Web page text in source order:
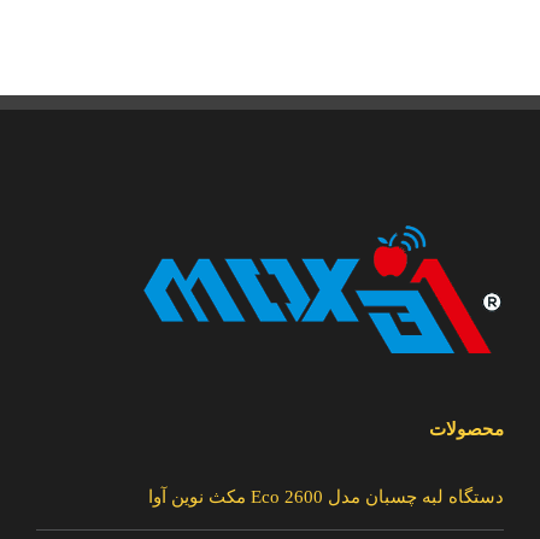
محصولات
دستگاه لبه چسبان مدل 2600 Eco مکث نوین آوا